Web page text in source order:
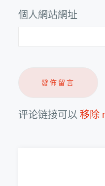
個人網站網址
评论链接可以移除